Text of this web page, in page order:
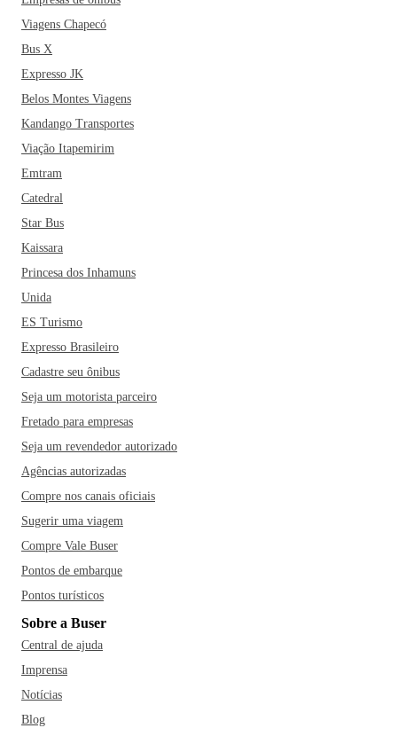
Viagens Chapecó
Bus X
Expresso JK
Belos Montes Viagens
Kandango Transportes
Viação Itapemirim
Emtram
Catedral
Star Bus
Kaissara
Princesa dos Inhamuns
Unida
ES Turismo
Expresso Brasileiro
Cadastre seu ônibus
Seja um motorista parceiro
Fretado para empresas
Seja um revendedor autorizado
Agências autorizadas
Compre nos canais oficiais
Sugerir uma viagem
Compre Vale Buser
Pontos de embarque
Pontos turísticos
Sobre a Buser
Central de ajuda
Imprensa
Notícias
Blog